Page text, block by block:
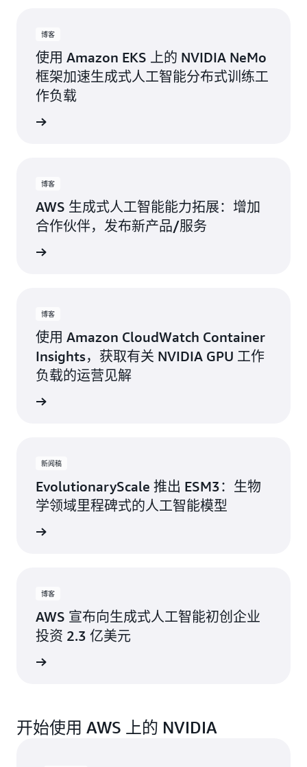
博客
使用 Amazon EKS 上的 NVIDIA NeMo
框架加速生成式人工智能分布式训练工
作负载
博客
AWS 生成式人工智能能力拓展：‌增加
合作伙伴，‌发布新产品/服务
博客
使用 Amazon CloudWatch Container
Insights，获取有关 NVIDIA GPU 工作
负载的运营见解
新闻稿
EvolutionaryScale 推出 ESM3：生物
学领域里程碑式的人工智能模型
博客
AWS 宣布向生成式人工智能初创企业
投资 2.3 亿美元
开始使用 AWS 上的 NVIDIA